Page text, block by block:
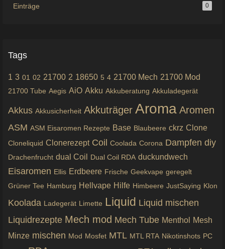
Einträge 0
Tags
1 3 01 02 21700 2 18650 5 4 21700 Mech 21700 Mod
21700 Tube Aegis AiO Akku Akkuberatung Akkuladegerät
Akkus Akkusicherheit Akkuträger Aroma Aromen
ASM ASM Eisaromen Rezepte Base Blaubeere ckrz Clone
Cloneliquid Clonerezept Coil Coolada Corona Dampfen diy
Drachenfrucht dual Coil Dual Coil RDA duckundwech
Eisaromen Ellis Erdbeere Frische Geekvape geregelt
Grüner Tee Hamburg Hellvape Hilfe Himbeere JustSaying Klon
Koolada Ladegerät Limette Liquid Liquid mischen
Liquidrezepte Mech mod Mech Tube Menthol
Mesh
Minze mischen Mod Mosfet MTL MTL RTA Nikotinshots PC